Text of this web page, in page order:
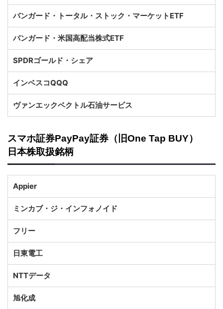
バンガード・トータル・ストック・マーケットETF
バンガード・米国高配当株式ETF
SPDRゴールド・シェア
インベスコQQQ
ヴァンエックベクトル石油サービス
スマホ証券PayPay証券（旧One Tap BUY）
日本株取扱銘柄
Appier
ミンカブ・ジ・インフォノイド
フリー
日東電工
NTTデータ
旭化成